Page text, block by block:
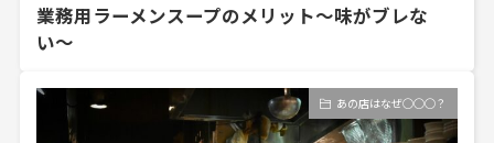
業務用ラーメンスープのメリット〜味がブレな
い〜
あの店はなぜ◯◯◯？